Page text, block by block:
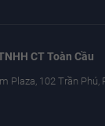
CT Toàn Cầu
Plaza, 102 Trần Phú,